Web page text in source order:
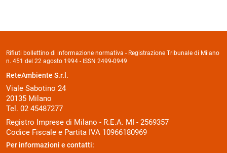
Rifiuti bollettino di informazione normativa - Registrazione Tribunale di Milano
n. 451 del 22 agosto 1994 - ISSN 2499-0949
ReteAmbiente S.r.l.
Viale Sabotino 24
20135 Milano
Tel. 02 45487277
Registro Imprese di Milano - R.E.A. MI - 2569357
Codice Fiscale e Partita IVA 10966180969
Per informazioni e contatti: